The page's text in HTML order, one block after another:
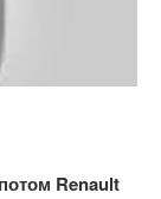
Renault